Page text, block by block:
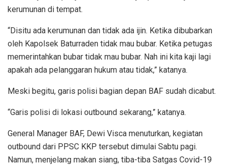
kerumunan di tempat.
“Disitu ada kerumunan dan tidak ada ijin. Ketika dibubarkan
oleh Kapolsek Baturraden tidak mau bubar. Ketika petugas
memerintahkan bubar tidak mau bubar. Nah ini kita kaji lagi
apakah ada pelanggaran hukum atau tidak,” katanya.
Meski begitu, garis polisi bagian depan BAF sudah dicabut.
“Garis polisi di lokasi outbound sekarang,” katanya.
General Manager BAF, Dewi Visca menuturkan, kegiatan
outbound dari PPSC KKP tersebut dimulai Sabtu pagi.
Namun, menjelang makan siang, tiba-tiba Satgas Covid-19